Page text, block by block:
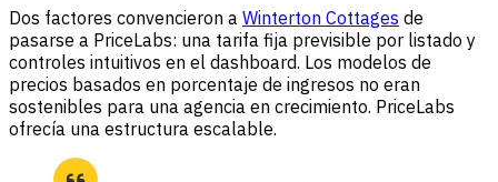
Dos factores convencieron a Winterton Cottages de
pasarse a PriceLabs: una tarifa fija previsible por listado y
controles intuitivos en el dashboard. Los modelos de
precios basados en porcentaje de ingresos no eran
sostenibles para una agencia en crecimiento. PriceLabs
ofrecía una estructura escalable.